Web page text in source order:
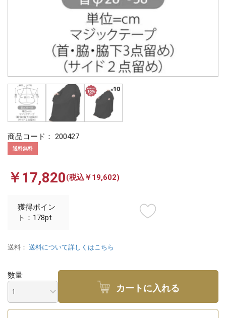
商品コード： 200427
送料無料
￥17,820(税込￥19,602)
獲得ポイン
ト：178pt
送料： 送料について詳しくはこちら
数量
カートに入れる